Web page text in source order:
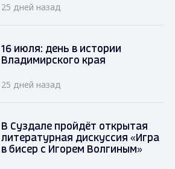
25 дней назад
16 июля: день в истории
Владимирского края
25 дней назад
В Суздале пройдёт открытая
литературная дискуссия «Игра
в бисер с Игорем Волгиным»